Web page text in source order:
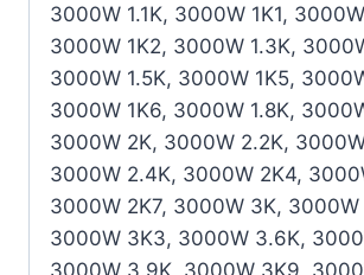
3000W 1.1K, 3000W 1K1,
3000W 1K2, 3000W 1.3K,
3000W 1.5K, 3000W 1K5,
3000W 1K6, 3000W 1.8K,
3000W 2K, 3000W 2.2K,
3000W 2.4K, 3000W 2K4,
3000W 2K7, 3000W 3K, 3000W
3000W 3K3, 3000W 3.6K,
3000W 3.9K, 3000W 3K9,